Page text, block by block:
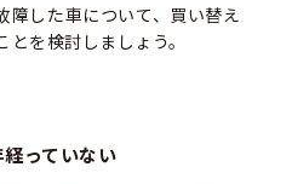
障した車について、買い替え
を検討しましょう。
っていない